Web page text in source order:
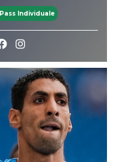
Pass Individuale